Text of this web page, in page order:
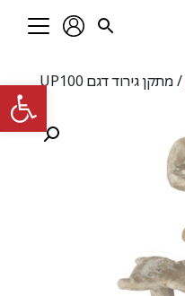
פתח / מתקן גירוד דגם UP100